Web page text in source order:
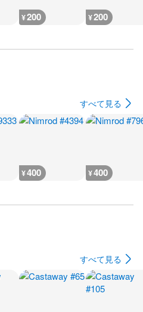
¥200 ¥200
すべて見る
¥400 ¥400
すべて見る